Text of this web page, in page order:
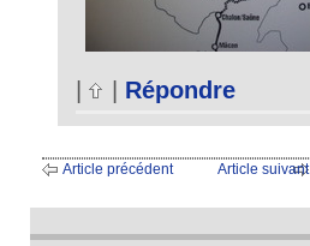
Répondre
Article précédent Article suivant